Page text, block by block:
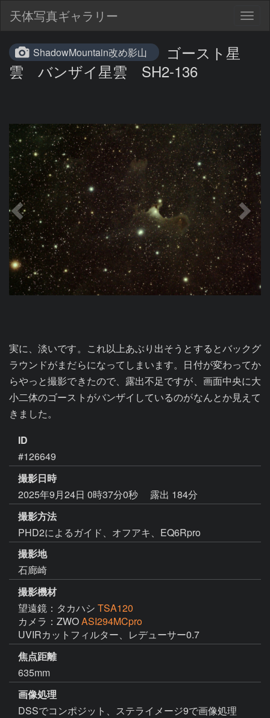
天体写真ギャラリー
ShadowMountain改め影山
ゴースト星
雲 バンザイ星雲 SH2-136
実に、淡いです。これ以上あぶり出そうとするとバックグ
ラウンドがまだらになってしまいます。日付が変わってか
らやっと撮影できたので、露出不足ですが、画面中央に大
小二体のゴーストがバンザイしているのがなんとか見えて
きました。
ID
#126649
撮影日時
2025年9月24日 0時37分0秒
露出 184分
撮影方法
PHD2によるガイド、オフアキ、EQ6Rpro
撮影地
石廊崎
撮影機材
望遠鏡：タカハシ TSA120
カメラ：ZWOASI294MCpro
UVIRカットフィルター、レデューサー0.7
焦点距離
635mm
画像処理
DSSでコンポジット、ステライメージ9で画像処理